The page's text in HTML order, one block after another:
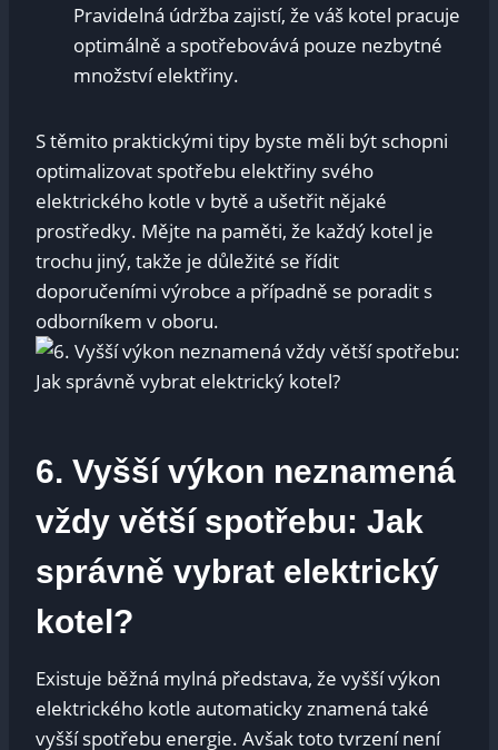
Pravidelná údržba zajistí, že váš kotel​ pracuje
optimálně‌ a spotřebovává pouze nezbytné
množství elektřiny.
S těmito praktickými tipy byste měli být schopni
optimalizovat spotřebu elektřiny svého
elektrického ‌kotle v⁣ bytě ‍a ušetřit nějaké
prostředky. Mějte ⁢na paměti, že každý kotel je
trochu jiný, takže⁣ je důležité se řídit
doporučeními‍ výrobce a ‌případně se poradit s
⁤odborníkem v oboru.
6. Vyšší výkon neznamená
vždy‌ větší ⁢spotřebu: Jak
správně vybrat‌ elektrický
kotel?
Existuje běžná⁢ mylná představa,​ že vyšší výkon⁣
elektrického kotle automaticky znamená také
vyšší spotřebu⁤ energie. Avšak​ toto‍ tvrzení není⁤